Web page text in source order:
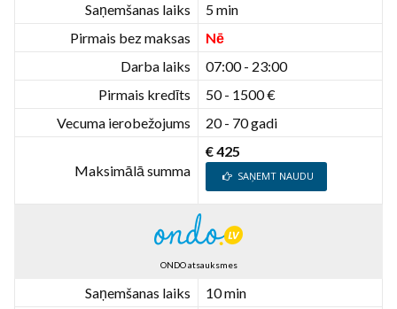
Saņemšanas laiks
5 min
Pirmais bez maksas
Nē
Darba laiks
07:00 - 23:00
Pirmais kredīts
50 - 1500 €
Vecuma ierobežojums
20 - 70 gadi
Maksimālā summa
€ 425
SAŅEMT NAUDU
ONDO atsauksmes
Saņemšanas laiks
10 min